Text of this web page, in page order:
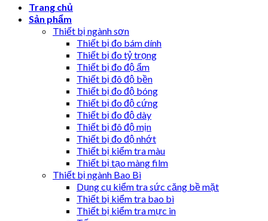
Trang chủ
Sản phẩm
Thiết bị ngành sơn
Thiết bị đo bám dính
Thiết bị đo tỷ trọng
Thiết bị đo độ ẩm
Thiết bị đô độ bền
Thiết bị đo độ bóng
Thiết bị đo độ cứng
Thiết bị đo độ dày
Thiết bị đô độ mịn
Thiết bị đo độ nhớt
Thiết bị kiểm tra màu
Thiết bị tạo màng film
Thiết bị ngành Bao Bì
Dụng cụ kiểm tra sức căng bề mặt
Thiết bị kiểm tra bao bì
Thiết bị kiểm tra mực in